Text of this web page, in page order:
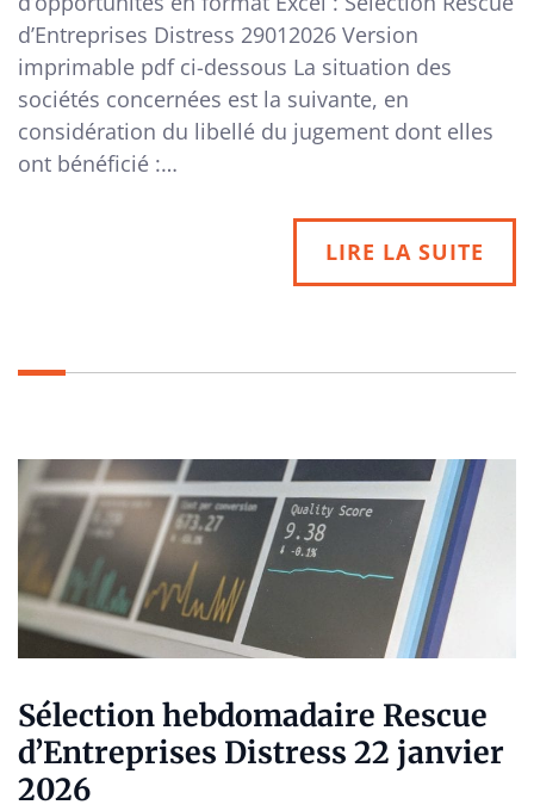
d’Entreprises Distress 29012026 Version
imprimable pdf ci-dessous La situation des
sociétés concernées est la suivante, en
considération du libellé du jugement dont elles
ont bénéficié :…
LIRE LA SUITE
Sélection hebdomadaire Rescue
d’Entreprises Distress 22 janvier
2026